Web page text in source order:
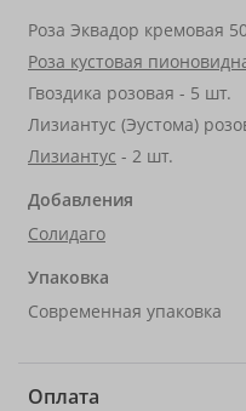
Роза Эквадор кремовая
Роза кустовая
Гвоздика розовая - 5 шт.
Лизиантус (Эустома)
Лизиантус - 2 шт.
Добавления
Солидаго
Упаковка
Современная упаковка
Оплата